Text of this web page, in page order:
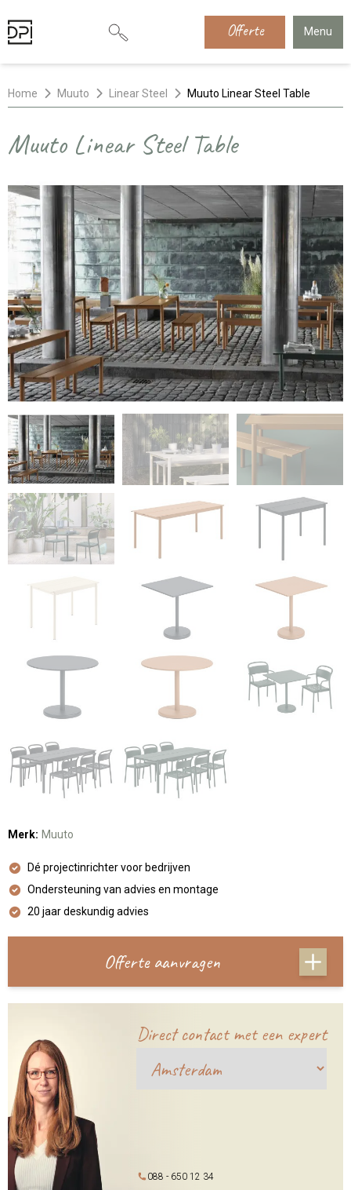
Offerte Menu
Home Muuto Linear Steel Muuto Linear Steel Table
Muuto Linear Steel Table
Merk: Muuto
Dé projectinrichter voor bedrijven
Ondersteuning van advies en montage
20 jaar deskundig advies
Offerte aanvragen
Direct contact met een expert
088 - 650 12 34